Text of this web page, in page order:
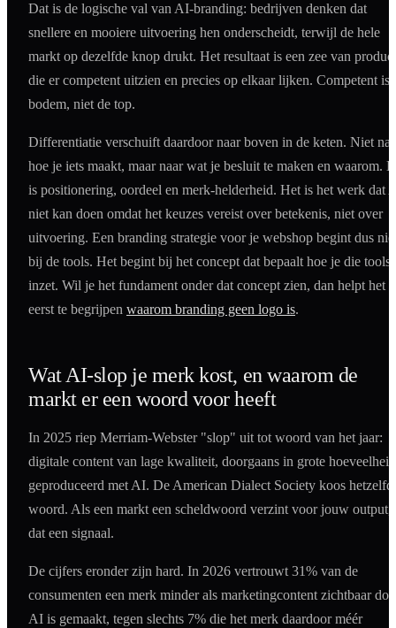
Dat is de logische val van AI-branding: bedrijven denken dat
snellere en mooiere uitvoering hen onderscheidt, terwijl de hele
markt op dezelfde knop drukt. Het resultaat is een zee van
die er competent uitzien en precies op elkaar lijken. Competent is
bodem, niet de top.
Differentiatie verschuift daardoor naar boven in de keten. Niet
hoe je iets maakt, maar naar wat je besluit te maken en waarom.
is positionering, oordeel en merk-helderheid. Het is het werk dat
niet kan doen omdat het keuzes vereist over betekenis, niet over
uitvoering. Een branding strategie voor je webshop begint dus
bij de tools. Het begint bij het concept dat bepaalt hoe je die tools
inzet. Wil je het fundament onder dat concept zien, dan helpt het
eerst te begrijpen waarom branding geen logo is.
Wat AI-slop je merk kost, en waarom de
markt er een woord voor heeft
In 2025 riep Merriam-Webster "slop" uit tot woord van het jaar:
digitale content van lage kwaliteit, doorgaans in grote hoeveelheid
geproduceerd met AI. De American Dialect Society koos
woord. Als een markt een scheldwoord verzint voor jouw output,
dat een signaal.
De cijfers eronder zijn hard. In 2026 vertrouwt 31% van de
consumenten een merk minder als marketingcontent zichtbaar
AI is gemaakt, tegen slechts 7% die het merk daardoor méér